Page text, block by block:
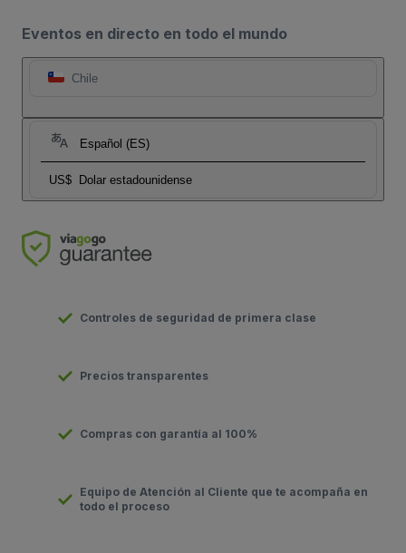
Eventos en directo en todo el mundo
Chile
Español (ES)
US$ Dolar estadounidense
Controles de seguridad de primera clase
Precios transparentes
Compras con garantía al 100%
Equipo de Atención al Cliente que te acompaña en
todo el proceso